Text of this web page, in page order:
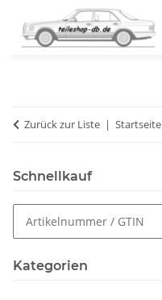
Zurück zur Liste Startseite
Schnellkauf
Kategorien